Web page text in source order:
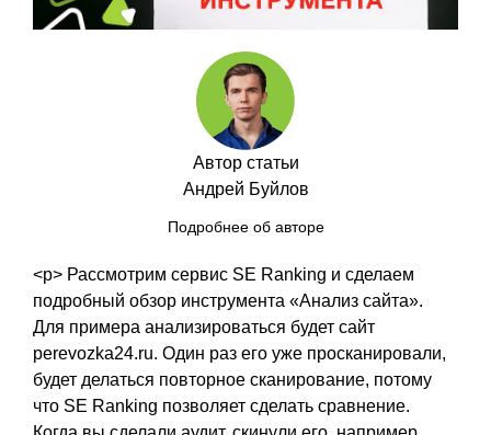
Автор статьи
Андрей Буйлов
Подробнее об авторе
<p> Рассмотрим сервис SE Ranking и сделаем подробный обзор инструмента «Анализ сайта». Для примера анализироваться будет сайт perevozka24.ru. Один раз его уже просканировали, будет делаться повторное сканирование, потому что SE Ranking позволяет сделать сравнение. Когда вы сделали аудит, скинули его, например, клиенту или программистам, они внесли правки и вам возвращают аудит обратно и вам нужно проверить, что сделано, а что нет. Тогда вы просто идете в сервис, запускаете аудит еще раз, и он показывает, где были изменения, где не были, что исправлено, а что нет. </p> <p> Иными словами, вам не нужно смотреть, какое из изменений вы указывали в начальном аудите, а какое нет, здесь все произойдет автоматически. </p> <h2> Настройки </h2> <p style="text-align:center;"> <img src="/images/articles/podrobni-obzor-article/image10.png" style="max-width:100%;"> </p> <p> Можно вообще не менять дефолтные настройки, просто запускать. Но с ними можно чуть более гибко настроить. Пройдемся по всем основным блокам. </p> <br> <p> 1. Вкладка «Источник страниц для анализа сайта». Здесь есть: </p> <li> <b>Страница сайта</b>. Можно пускать только те страницы, которые вы задали. Допустим, планируется сканировать только главную, и если этот инструмент отключить, то сканировать будет только главную. В нашем случае нужно, чтобы просканировал вглубь, насколько хватит лимита. </li> <li> <b>Поддомены сайта</b>. Можно сканировать все поддомены сайта или только основной. </li> <li> <b>XML-карта сайта</b>. Можно сканировать по XML-карте сайта. </li> <li> <b>Мой список страниц</b>. Можно задавать свой список страниц, он тогда будет сканировать только их. </li> <br> <p> 2. Вкладка «Правила сканирования страниц». Можно задать то, учитывать ли директивы в robots, игнорировать ли noindex, nofollow — в общем стандартные параметры. И есть параметр «Дополнительные правила», где можно указать, какие папки надо сканировать, какие не надо. Еще одна настройка — «Игнорировать параметры URL», где выбираете игнорировать или не игнорировать параметры урлов. </p> <br> <p> 3. Вкладка «Настройки пассера». </p> <p> В пункте User agent можно указать другой user agent, «притвориться» кем-то другим. Например, есть бот самого SE Ranking. И если вдруг на сайте установлена защита не по поведению пользователя, а по юзер агенту, то здесь вполне можно установить user agent равный гугл-боту, например, а такого бота часть сайтов просто на всякий случай будет пропускать, а часть будет проверять, принадлежит ли этот IP-адрес реально Google, и если нет, то все равно будут блокировать. Поэтому можно указывать родной user agent SE Ranking и часто сайты, особенно зарубежные, его не знают и будут пропускать. Конечно, если у кого-то из тех сайтов, которые планируется сканировать, установлена именно такая примитивная защита просто по юзер агенту. Таких сайтов, к сожалению, не так много, но иногда это будет спасать. </p> <br> <p> 4. Вкладка «Лимиты и ограничения». </p> <li> <b>Максимальное количество страниц для сканирования</b>. Это если у вас есть больше лимитов, чем предоставляется бесплатно (а у них в сервисе можно сканировать до 1000 страниц на сайт в бесплатном режиме), можно выставить нужное количество. </li> <li> <b>Максимальная глубина сканирования</b>. По какому количеству ссылок нужно будет пройти в поиске новых страниц. </li> <li> <b>Максимальное количество запросов в секунду</b>. В данном случае стоит помнить, что если ваш сервер падает, то есть вы запустили проверку и он начинает выдавать недоступные страницы, то эту цифру нужно уменьшать. </li> <li> <b>Максимальное количество редиректов</b>, по которым будет проходить анализатор. </li> <br> <p> 5. Вкладка «Настройка отчета». Здесь указываете, что считать ошибкой в таких неоднозначных моментах, как: </p> <li> длина мета-тега title; </li> <li> длина мета-тега description; </li> <li> размер страниц (Максимально количество страниц); </li> <li> максимально количество слов и так далее. </li> <br> <p> Здесь уже каждый сеошник задает те параметры, которые ему нужны. Некоторые установлены по дефолту. </p> <br> <p> 6. «Отслеживаемые проверки». </p> <p> Здесь можно отключать некоторые ошибки. То есть, допустим, вы посмотрели отчет и увидели, что какие-то ошибки SE Ranking помечает как критичные, а вы считаете, что она не критична. К примеру, вы не любите защищенные протоколы, тогда заходите в эту вкладку и отключаете эту проверку, она в отчет попадать не будет. </p> <p> Поменяв нужные параметры (или оставив все как есть) жмете «Запустить аудит». В нашем случае запускается повторный аудит. </p> <h2> Особенности оплаты сервиса </h2> <h3> Условно-бесплатно </h3> <p> В SE Ranking есть возможность работать бесплатно, единственное, нужно все же будет один раз пополнить баланс хотя бы на 1 000 рублей. То есть вы пополняете на 1 тыс. рублей, у вас становится доступным тариф «Комплексный аудит сайта (10000 страниц)». </p> <p style="text-align:center;"> <img src="/images/articles/podrobni-obzor-article/image13.png" style="max-width:100%;"> </p> <br> <p> И лимит — 10 000 страниц — у вас будет на месяц, но всего 1 000 страниц на один сайт. </p> <p> То есть за дополнительные страницы нужно будет доплачивать, поэтому если у вас сайт небольшой — или меньше 1 тыс. страниц, или несколько тысяч, но уже при обработке первой тысячи можно выявить все основные ошибки, — если нужно быстро сделать аудит, то просто закидываете один раз тысячу рублей и можно: </p> <li> либо много аудитов запустить, если сайты маленькие. Например, выставили в настройках лимит по 500 страниц и 20 сайтов за месяц проаудировать можно практически бесплатно. Или оставили 1 тыс. страниц и 10 сайтов можно проверить; </li> <li> либо один сайт пересканировать несколько раз. </li> <br> <p> То есть 1 проверка имеет лимит 1 000 страниц. Поэтому можете в бесплатном режиме при любом пополнении всё это сделать. </p> <p> Это вариант оплаты за каждую проверку. </p> <h3> Тарифы </h3> <p> Но у них есть и подписки. </p> <p style="text-align:center;"> <img src="/images/articles/podrobni-obzor-article/image5.png" style="max-width:100%;"> </p> <br> <p> Здесь, как видно, уже на персональном тарифе можно проверить 5 тыс. страниц или 7 тыс, если подписка «Оптимум» — 25/60 тыс. страниц. Если у вас достаточно большой сайт, то заплатив 3450 на месяц, можно сделать аудит. Единственное что, для одного сайта будет доступно меньшее число проверок. Например, на «Оптимуме» будет доступно 10 000 страниц. То есть всего — 60 000 (либо для нескольких, либо для перепроверки одного сайта), но для одной проверки — 10 000. </p> <p> Таким образом, если вам нужен полный аудит всех-всех страниц вашего сайта (что обычно не требуется, но иногда все же бывает необходимо), то нужно будет докупить. Проще даже не с тарифом, а с разовой проверкой. </p> <p> Например, при выборе того же «Комплексного аудита» проверка 100 тыс. страниц будет стоить 4 500 в месяц. Только уточните у саппорта — это общий лимит или это на одну проверку можно будет потратить. Так как есть общий лимит на аккаунт, а есть на конкретный сайт. </p> <h2> Обзор результатов анализа </h2> <h3> Ранжирование ошибок </h3> <p> При сканировании сервис находит ошибки, предупреждения, замечания — это у него ранжирование ошибок. То есть в более упрощенном инструменте может не быть разметки ошибок, а просто все свалено в одну кучу, и тогда нужно это анализировать самому. Например, в Screaming Frog ошибки никак не приоритизируются, инструмент просто раскидывает разную информацию по пунктам, и вы вынуждены сами смотреть, какой пункт критичный, какой нет. </p> <p> В SE Ranking он распределяет на важные (ошибки), средние (предупреждения) и не столь важные (замечания). </p> <p style="text-align:center;"> <img src="/images/articles/podrobni-obzor-article/image12.png" style="max-width:100%;"> </p> <br> <p> Также видно, что один раз уже был сделан аудит, при повторном баланс не изменился — как было, так и осталось. И еще лимиты остались. То есть он использовал 2383 страницы из общего лимита в 10 000. </p> <br> <p style="text-align:center;"> <img src="/images/articles/podrobni-obzor-article/image1.png" style="max-width:100%;"> </p> <h3> Отчеты </h3> <p> Итак, сканирование прошло, инструмент выявил основные проблемы. Наиболее важные с его точки зрения помечены красным значком. </p> <p> В данном случае он нашел такие основные с его точки зрения ошибки: </p> <li> отсутствие атрибута html lang; </li> <li> слишком большие изображения; </li> <li> низкая скорость загрузки страниц; </li> <li> ошибка Timed Out; </li> <li> и слишком большие файлы CSS. </li> <br> <p> Можно посмотреть отчет (кликнуть «Посмотреть все» либо в меню слева «Отчет об ошибках»). </p><br> <p style="text-align:center;"> <img src="/images/articles/podrobni-obzor-article/image2.png" style="max-width:100%;"> </p><br> <p> На странице отчета можно посмотреть «Все» проблемы, отдельно «Ошибки», «Предупреждения», «Замечания», «Пройденные проверки». </p> <p> Например, нажимаем на вкладку «Ошибки», здесь более подробно результат анализа на ошибки, в данном случае найдены такие, как ошибка Timed Out, низкая скорость загрузки, нет html lang и слишком большие изображения. Здесь можно посмотреть: какие страницы, откуда на них ссылаются, на скольких есть эта ошибка. </p> <p> То же самое с «Предупреждениями». В данном случае нашел слишком длинные УРЛы, title, слишком короткие description, которые он сразу и показывает. Действительно короткие. </p><br> <p style="text-align:center;"> <img src="/images/articles/podrobni-obzor-article/image14.png" style="max-width:100%;"> </p><br> <p> И это все можно выгрузить. Можно выгрузить: </p> <li> конкретные отчеты. К примеру, если необходим отчет по слишком длинным УРЛам, то жмем «Экспорт» под соответствующей позицией. Сервис выгрузит в таблицу excel. </li><br> <p style="text-align:center;"> <img src="/images/articles/podrobni-obzor-article/image7.png" style="max-width:100%;"> </p><